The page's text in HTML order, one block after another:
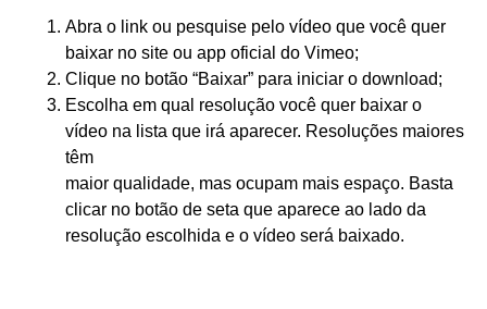
Abra o link ou pesquise pelo vídeo que você quer
baixar no site ou app oficial do Vimeo;
Clique no botão “Baixar” para iniciar o download;
Escolha em qual resolução você quer baixar o
vídeo na lista que irá aparecer. Resoluções maiores
têm
maior qualidade, mas ocupam mais espaço. Basta
clicar no botão de seta que aparece ao lado da
resolução escolhida e o vídeo será baixado.